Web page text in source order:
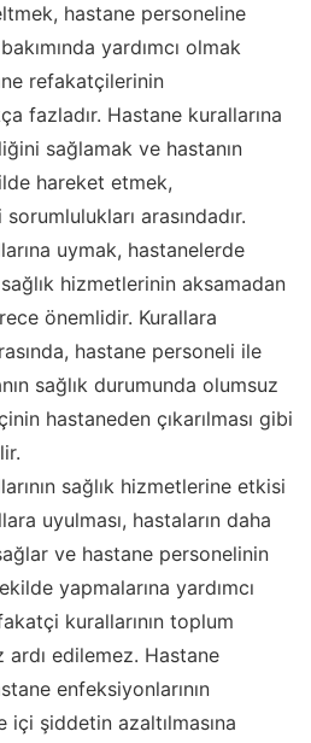
hastane personeline
yardımcı olmak
refakatçilerinin
fazladır. Hastane kurallarına
sağlamak ve hastanın
hareket etmek,
arasındadır.
uymak, hastanelerde
hizmetlerinin aksamadan
önemlidir. Kurallara
hastane personeli ile
sağlık durumunda olumsuz
hastaneden çıkarılması gibi
sağlık hizmetlerine etkisi
uyulması, hastaların daha
ve hastane personelinin
yapmalarına yardımcı
kurallarının toplum
ardı edilemez. Hastane
enfeksiyonlarının
içi şiddetin azaltılmasına